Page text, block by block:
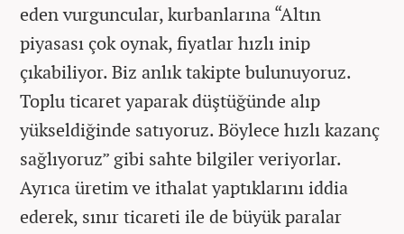
eden vurguncular, kurbanlarına “Altın
piyasası çok oynak, fiyatlar hızlı inip
çıkabiliyor. Biz anlık takipte bulunuyoruz.
Toplu ticaret yaparak düştüğünde alıp
yükseldiğinde satıyoruz. Böylece hızlı kazanç
sağlıyoruz” gibi sahte bilgiler veriyorlar.
Ayrıca üretim ve ithalat yaptıklarını iddia
ederek, sınır ticareti ile de büyük paralar